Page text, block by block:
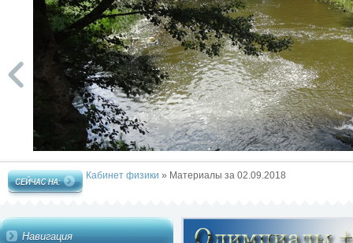
Кабинет физики » Материалы за 02.09.2018
Навигация